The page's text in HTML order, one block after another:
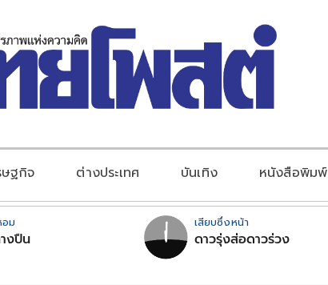
ษฐกิจ ต่างประเทศ บันเทิง หนังสือพิมพ์
ม
งปืน
เสียบซึ่งหน้า
ดาวรุ่งส่อดาวร่วง